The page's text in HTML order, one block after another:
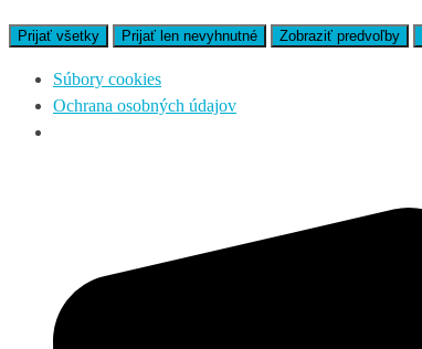
Prijať všetky Prijať len nevyhnutné Zobraziť predvoľby
Súbory cookies
Ochrana osobných údajov